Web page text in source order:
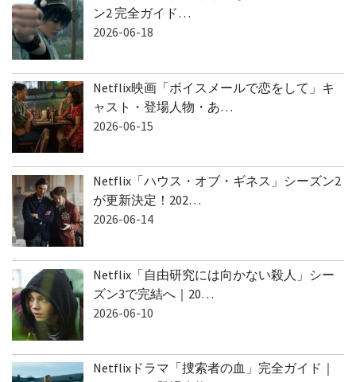
ン2 完全ガイド…
2026-06-18
Netflix映画「ボイスメールで恋をして」キ
ャスト・登場人物・あ…
2026-06-15
Netflix「ハウス・オブ・ギネス」シーズン2
が更新決定！202…
2026-06-14
Netflix「自由研究には向かない殺人」シー
ズン3で完結へ｜20…
2026-06-10
Netflixドラマ「捜索者の血」完全ガイド｜